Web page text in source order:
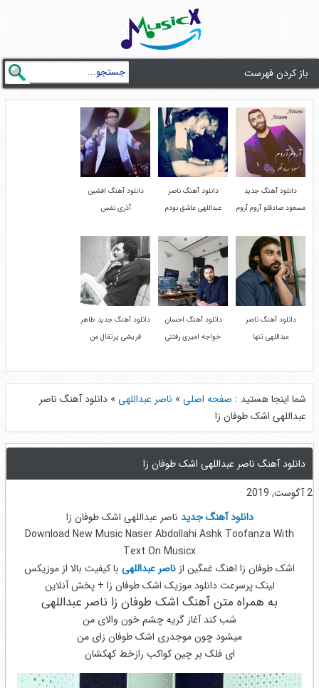
باز کردن فهرست
دانلود آهنگ جدید
مسعود صادقلو آروم آروم
دانلود آهنگ ناصر
عبداللهی عاشق بودم
دانلود آهنگ افشین
آذری نفس
دانلود آهنگ ناصر
عبداللهی تنها
دانلود آهنگ احسان
خواجه امیری رفتنی
دانلود آهنگ جدید طاهر
قریشی پرتقال من
شما اینجا هستید : صفحه اصلی» ناصر عبداللهی» دانلود آهنگ ناصر
عبداللهی اشک طوفان زا
دانلود آهنگ ناصر عبداللهی اشک طوفان زا
2 آگوست, 2019
دانلود آهنگ جدید ناصر عبداللهی اشک طوفان زا
Download New Music Naser Abdollahi Ashk Toofanza With
Text On Musicx
اشک طوفان زا اهنگ غمگین از ناصر عبداللهیبا کیفیت بالا از موزیکس
لینک پرسرعت دانلود موزیک اشک طوفان زا + پخش آنلاین
به همراه متن آهنگ اشک طوفان زا ناصر عبداللهی
شب کند آغاز گریه چشم خون والای من
میشود چون موجدری اشک طوفان زای من
ای فلک بر چین کواکب رازخط کهکشان